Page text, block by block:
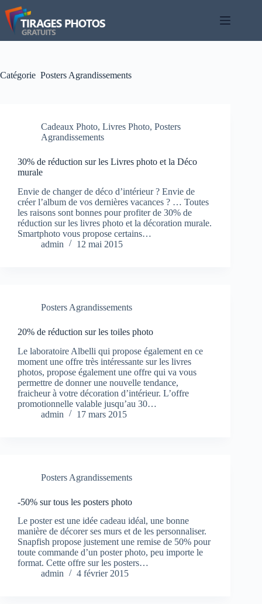
Passer
au
contenu
Catégorie Posters Agrandissements
Cadeaux Photo, Livres Photo, Posters
Agrandissements
30% de réduction sur les Livres photo et la Déco
murale
Envie de changer de déco d’intérieur ? Envie de
créer l’album de vos dernières vacances ? … Toutes
les raisons sont bonnes pour profiter de 30% de
réduction sur les livres photo et la décoration murale.
Smartphoto vous propose certains…
admin
12 mai 2015
Posters Agrandissements
20% de réduction sur les toiles photo
Le laboratoire Albelli qui propose également en ce
moment une offre très intéressante sur les livres
photos, propose également une offre qui va vous
permettre de donner une nouvelle tendance,
fraicheur à votre décoration d’intérieur. L’offre
promotionnelle valable jusqu’au 30…
admin
17 mars 2015
Posters Agrandissements
-50% sur tous les posters photo
Le poster est une idée cadeau idéal, une bonne
manière de décorer ses murs et de les personnaliser.
Snapfish propose justement une remise de 50% pour
toute commande d’un poster photo, peu importe le
format. Cette offre sur les posters…
admin
4 février 2015